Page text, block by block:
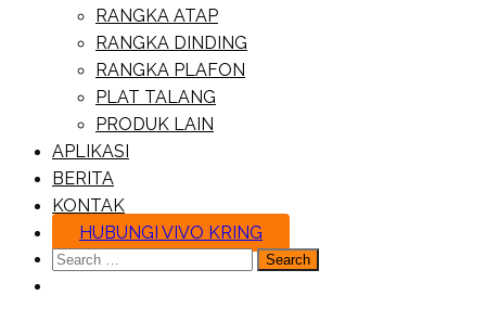
RANGKA ATAP
RANGKA DINDING
RANGKA PLAFON
PLAT TALANG
PRODUK LAIN
APLIKASI
BERITA
KONTAK
HUBUNGI VIVO KRING
Search